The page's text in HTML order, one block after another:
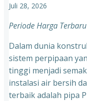
Juli 28, 2026
Periode Harga
Dalam dunia
sistem perpipaan
tinggi menjadi
instalasi air bersih
terbaik adalah pipa